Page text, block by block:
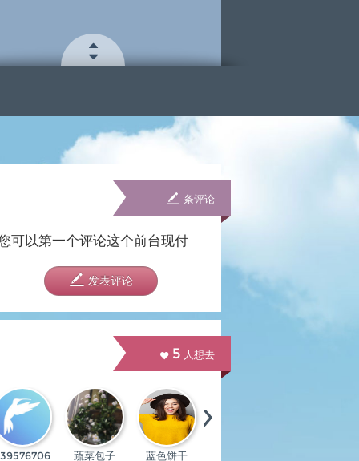
条评论
可以第一个评论这个前台现付
发表评论
5 人想去
蔬菜包子 蓝色饼干